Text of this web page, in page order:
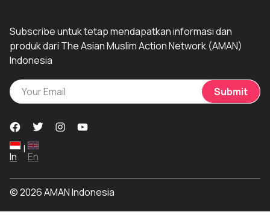
Subscribe untuk tetap mendapatkan informasi dan
produk dari The Asian Muslim Action Network (AMAN)
Indonesia
Submit
In
|
En
© 2026 AMAN Indonesia